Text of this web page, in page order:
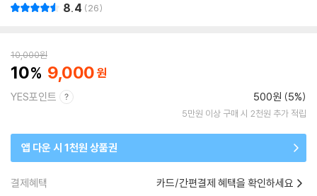
8.4 26
10,000원
10 9,000
YES포인트 500원 (5%)
5만원 이상 구매 시 2천원 추가 적립
앱 다운 시 1천원 상품권
결제혜택 카드/간편결제 혜택을 확인하세요